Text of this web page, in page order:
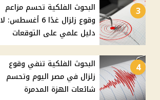
3
البحوث الفلكية تحسم مزاعم
وقوع زلزال غدًا 6 أغسطس: لا
دليل علمي على التوقعات
4
البحوث الفلكية تنفي وقوع
زلزال في مصر اليوم وتحسم
شائعات الهزة المدمرة